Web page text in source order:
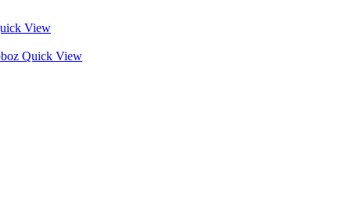
View
Quick View